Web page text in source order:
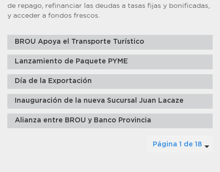
de repago, refinanciar las deudas a tasas fijas y bonificadas,
y acceder a fondos frescos.
BROU Apoya el Transporte Turístico
Lanzamiento de Paquete PYME
Día de la Exportación
Inauguración de la nueva Sucursal Juan Lacaze
Alianza entre BROU y Banco Provincia
Página 1 de 18